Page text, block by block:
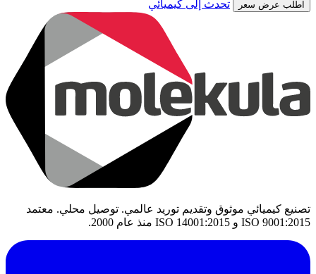
اطلب عرض سعر تحدث إلى كيميائي
تصنيع كيميائي موثوق وتقديم توريد عالمي. توصيل محلي. معتمد
ISO 9001:2015 و ISO 14001:2015 منذ عام 2000.